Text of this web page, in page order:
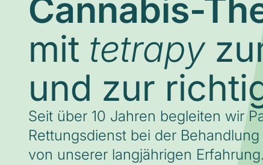
mit tetrapy
und zur
Seit über 10 Jahren begleiten wir
Rettungsdienst bei der
von unserer langjährigen Erfahrung.